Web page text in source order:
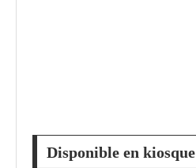
Disponible en kiosque